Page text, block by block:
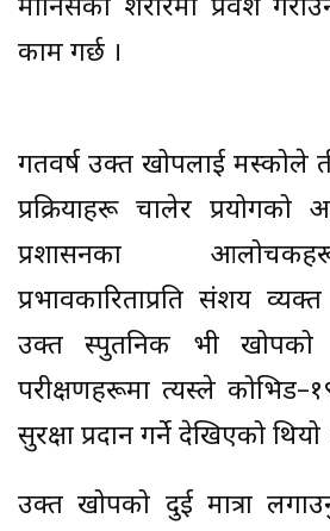
मानिसको शरीरमा प्रवेश
काम गर्छ ।
गतवर्ष उक्त खोपलाई मस्कोले
प्रक्रियाहरू चालेर प्रयोगको
प्रशासनका
प्रभावकारिताप्रति संशय
उक्त स्पुतनिक भी खोपको
परीक्षणहरूमा त्यस्ले
सुरक्षा प्रदान गर्ने देखिएको थियो
उक्त खोपको दुई मात्रा